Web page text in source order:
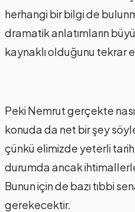
herhangi bir bilgi de
dramatik anlatımların
kaynaklı olduğunu tekrar
Peki Nemrut gerçekte
konuda da net bir şey
çünkü elimizde yeterli
durumda ancak
Bunun için de bazı tıbbi
gerekecektir.